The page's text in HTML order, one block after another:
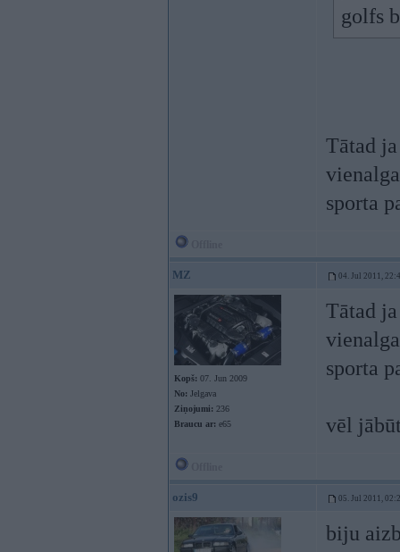
golfs
Tātad
sporta
MZ 04. Jul 2011,
Kopš: 07. Jun 2009
No: Jelgava
Ziņojumi: 236
Braucu ar: e65
Tātad
sporta
vēl
ozis9 05. Jul 2011,
biju